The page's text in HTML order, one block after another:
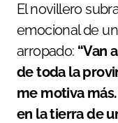
El novillero
emocional de
arropado: “Van
de toda la
me motiva
en la tierra de